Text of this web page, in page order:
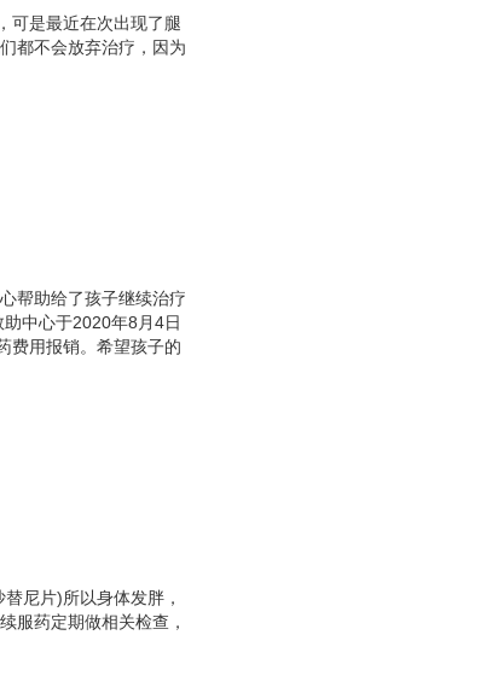
疗，儿子体重下降了
疗后，儿子的病情有
，娃出院了，但要定
可是最近在次出现了腿
都不会放弃治疗，因为
帮助给了孩子继续治疗
中心于2020年8月4日
费用报销。希望孩子的
尼片)所以身体发胖，
服药定期做相关检查，